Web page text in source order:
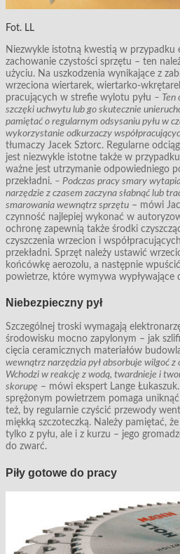
Fot. LL
Niezwykle istotną kwestią w przypadku
zachowanie czystości sprzętu – ten
użyciu. Na uszkodzenia wynikające z
wrzeciona wiertarek, wiertarko-
pracujących w strefie wylotu pyłu – Ten
szczęki uchwytu lub go skutecznie
pamiętać o regularnym odsysaniu pyłu w
wykorzystanie odkurzaczy
tłumaczy Jacek Sztorc. Regularne
jest niezwykle istotne także w
ważne jest utrzymanie odpowiedniego
przekładni. – Podczas pracy smary
narzędzie z czasem zaczyna słabnąć lub
smarowania wewnątrz sprzętu – mówi
czynność najlepiej wykonać w
ochronę zapewnią także środki
czyszczenia wrzecion i
przekładni. Sprzęt należy ustawić
końcówkę aerozolu, a następnie
powietrze, które wymywa wypływające
Niebezpieczny pył
Szczególnej troski wymagają
środowisku mocno zapylonym – jak
cięcia ceramicznych materiałów
wewnątrz narzędzia pył absorbuje wilgoć z
Wchodzi w reakcję z wodą, twardnieje i
skorupę – mówi ekspert Lange
sprężonym powietrzem pomaga
też, by regularnie czyścić przewody
miękką szczoteczką. Należy pamiętać,
tylko z pyłu, ale i z kurzu – jego
do zwarć.
Piły gotowe do pracy